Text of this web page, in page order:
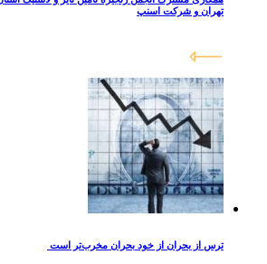
تهران و شرکت اسنپ
ترس از بحران از خود بحران مخرب‌تر است